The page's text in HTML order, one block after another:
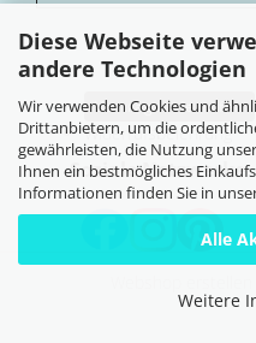
Diese Webseite
andere Technologien
Wir verwenden Cookies und
Drittanbietern, um die
gewährleisten, die Nutzung
Ihnen ein bestmögliches
Informationen finden Sie in
Alle
Weitere
Vertrag widerrufen
Widerrufsbelehrung
Soziale Netzwerke